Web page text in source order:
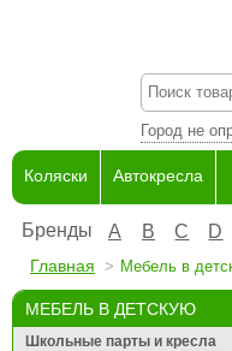
Город не
Коляски Автокресла
Бренды A B C D
Главная Мебель в
МЕБЕЛЬ В ДЕТСКУЮ
Школьные парты и кресла